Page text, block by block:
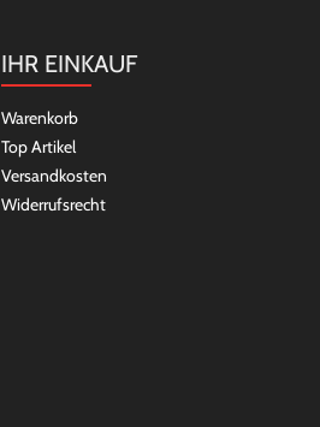
IHR EINKAUF
Warenkorb
Top Artikel
Versandkosten
Widerrufsrecht